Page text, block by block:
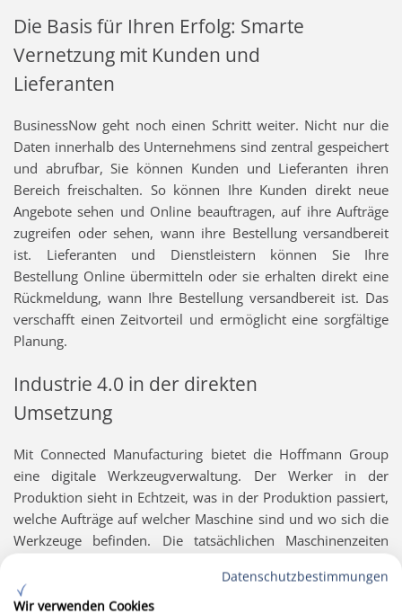
Die Basis für Ihren Erfolg: Smarte
Vernetzung mit Kunden und
Lieferanten
BusinessNow geht noch einen Schritt weiter. Nicht nur die
Daten innerhalb des Unternehmens sind zentral gespeichert
und abrufbar, Sie können Kunden und Lieferanten ihren
Bereich freischalten. So können Ihre Kunden direkt neue
Angebote sehen und Online beauftragen, auf ihre Aufträge
zugreifen oder sehen, wann ihre Bestellung versandbereit
ist. Lieferanten und Dienstleistern können Sie Ihre
Bestellung Online übermitteln oder sie erhalten direkt eine
Rückmeldung, wann Ihre Bestellung versandbereit ist. Das
verschafft einen Zeitvorteil und ermöglicht eine sorgfältige
Planung.
Industrie 4.0 in der direkten
Umsetzung
Mit Connected Manufacturing bietet die Hoffmann Group
eine digitale Werkzeugverwaltung. Der Werker in der
Produktion sieht in Echtzeit, was in der Produktion passiert,
welche Aufträge auf welcher Maschine sind und wo sich die
Werkzeuge befinden. Die tatsächlichen Maschinenzeiten
zurückgegeben und stehen für die Nachkalkulation zur
Verfügung. Digital und transparent.
Datenschutzbestimmungen
Wir verwenden Cookies